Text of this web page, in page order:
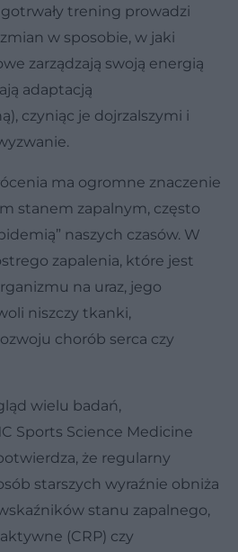
trening prowadzi
w sposobie, w jaki
zarządzają swoją energią
adaptacją
czyniąc je dojrzalszymi i
ma ogromne znaczenie
stanem zapalnym, często
naszych czasów. W
zapalenia, które jest
na uraz, jego
niszczy tkanki,
chorób serca czy
wielu badań,
Sports Science Medicine
że regularny
starszych wyraźnie obniża
stanu zapalnego,
(CRP) czy